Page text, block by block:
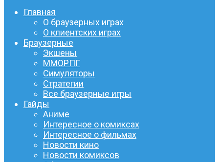
Главная
О браузерных играх
О клиентских играх
Браузерные
Экшены
ММОРПГ
Симуляторы
Стратегии
Все браузерные игры
Гайды
Аниме
Интересное о комиксах
Интересное о фильмах
Новости кино
Новости комиксов